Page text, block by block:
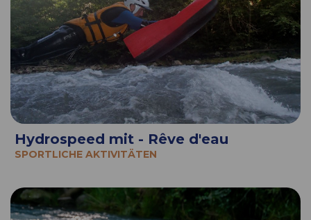
Hydrospeed mit - Rêve d'eau
SPORTLICHE AKTIVITÄTEN